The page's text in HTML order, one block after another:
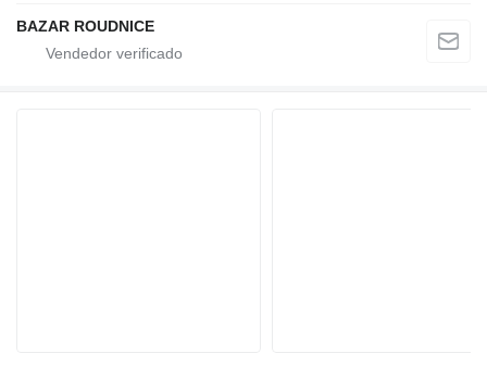
BAZAR ROUDNICE